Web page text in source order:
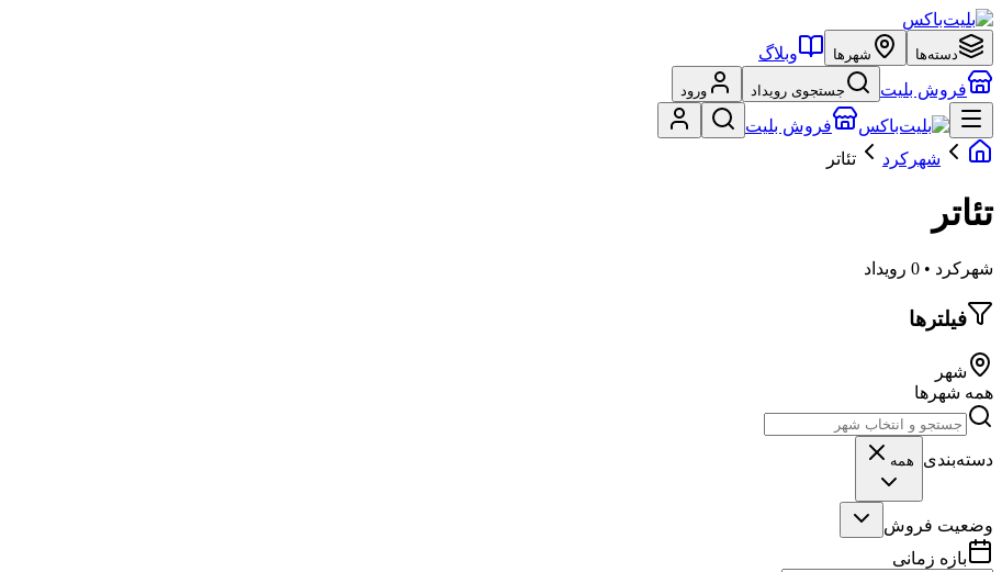
دسته‌ها شهرها
وبلاگ
فروش بلیت
جستجوی رویداد ورود
فروش بلیت
شهرکرد
تئاتر
تئاتر
شهرکرد • 0 رویداد
فیلترها
شهر
همه شهرها
دسته‌بندی همه
وضعیت فروش
بازه زمانی